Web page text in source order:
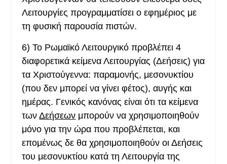
Λειτουργίες προγραμματίσει ο εφημέριος με
τη φυσική παρουσία πιστών.
6)Το Ρωμαϊκό Λειτουργικό προβλέπει 4
διαφορετικά κείμενα Λειτουργίας (Δεήσεις) για
τα Χριστούγεννα: παραμονής, μεσονυκτίου
(που δεν μπορεί να γίνει φέτος), αυγής και
ημέρας. Γενικός κανόνας είναι ότι τα κείμενα
τωνΔεήσεων μπορούν να χρησιμοποιηθούν
μόνο για την ώρα που προβλέπεται, και
επομένως δε θα χρησιμοποιηθούν οι Δεήσεις
του μεσονυκτίου κατά τη Λειτουργία της